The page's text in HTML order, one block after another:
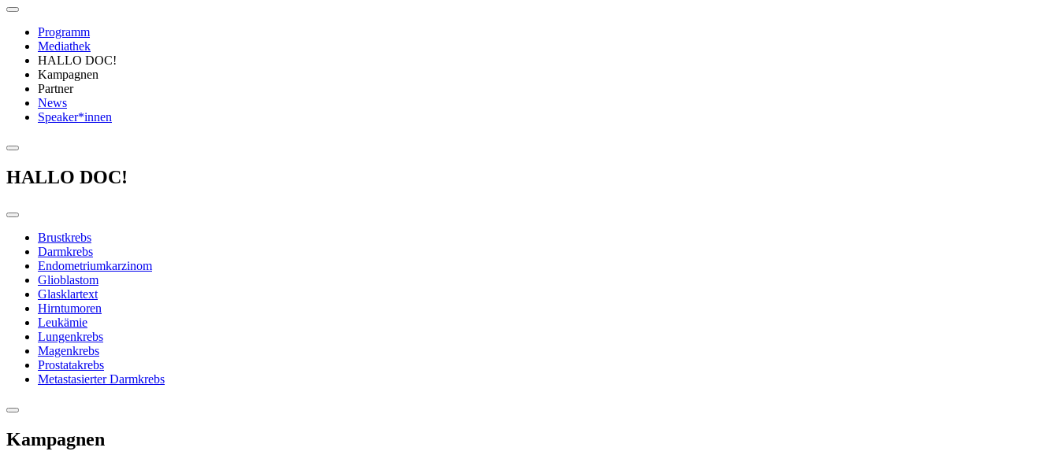
Programm
Mediathek
HALLO DOC!
Kampagnen
Partner
News
Speaker*innen
HALLO DOC!
Brustkrebs
Darmkrebs
Endometriumkarzinom
Glioblastom
Glasklartext
Hirntumoren
Leukämie
Lungenkrebs
Magenkrebs
Prostatakrebs
Metastasierter Darmkrebs
Kampagnen